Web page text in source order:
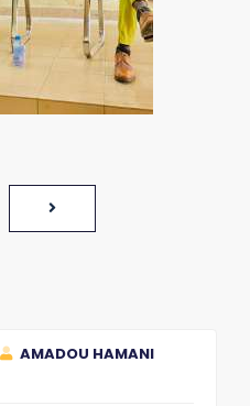
AMADOU HAMANI